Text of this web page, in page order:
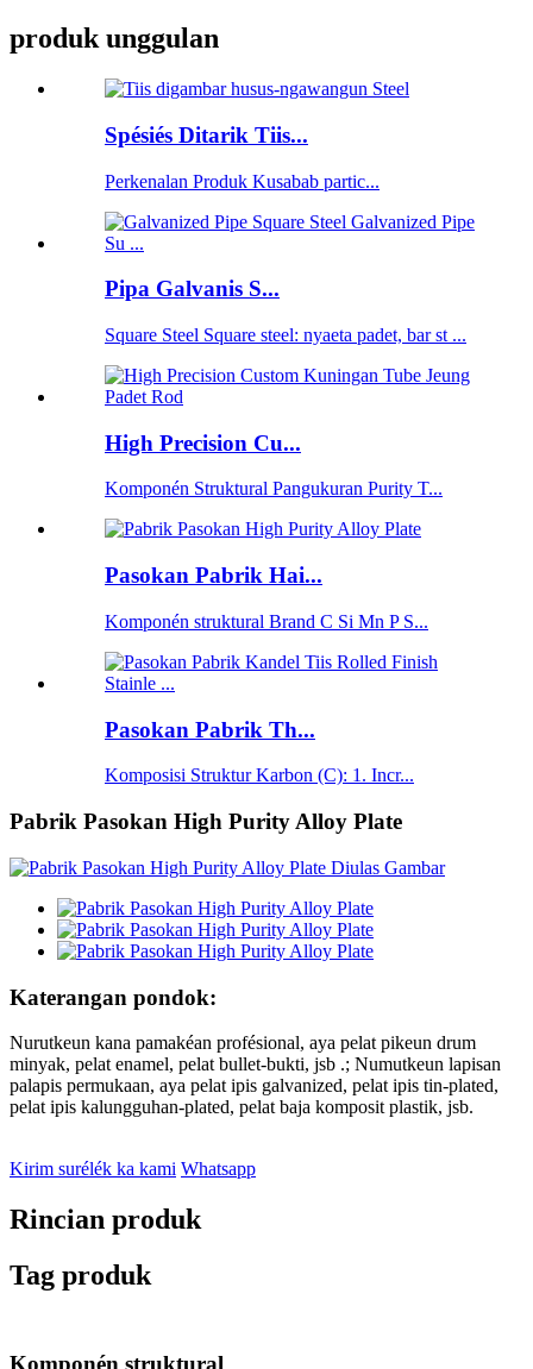
produk unggulan
Spésiés Ditarik Tiis...
Perkenalan Produk Kusabab partic...
Pipa Galvanis S...
Square Steel Square steel: nyaeta padet, bar st ...
High Precision Cu...
Komponén Struktural Pangukuran Purity T...
Pasokan Pabrik Hai...
Komponén struktural Brand C Si Mn P S...
Pasokan Pabrik Th...
Komposisi Struktur Karbon (C): 1. Incr...
Pabrik Pasokan High Purity Alloy Plate
Katerangan pondok:
Nurutkeun kana pamakéan profésional, aya pelat pikeun drum
minyak, pelat enamel, pelat bullet-bukti, jsb .; Numutkeun lapisan
palapis permukaan, aya pelat ipis galvanized, pelat ipis tin-plated,
pelat ipis kalungguhan-plated, pelat baja komposit plastik, jsb.
Kirim surélék ka kami Whatsapp
Rincian produk
Tag produk
Komponén struktural